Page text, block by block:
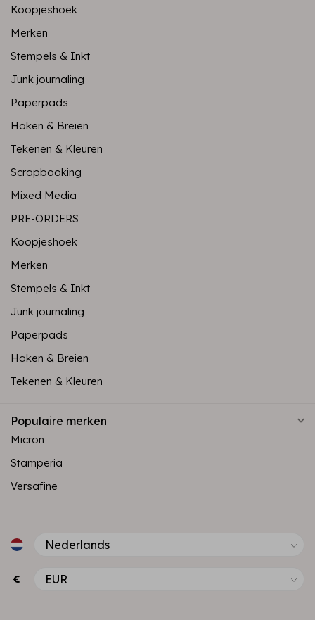
Koopjeshoek
Merken
Stempels & Inkt
Junk journaling
Paperpads
Haken & Breien
Tekenen & Kleuren
Scrapbooking
Mixed Media
PRE-ORDERS
Koopjeshoek
Merken
Stempels & Inkt
Junk journaling
Paperpads
Haken & Breien
Tekenen & Kleuren
Populaire merken
Micron
Stamperia
Versafine
€